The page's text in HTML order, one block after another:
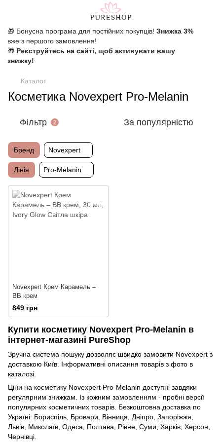
🎁 Бонусна програма для постійних покупців! Знижка 3%
вже з першого замовлення!
🎁 Реєструйтесь на сайті, щоб активувати вашу
знижку!
Каталог
Косметика Novexpert Pro-Melanin
Фільтр 2 За популярністю
Бренд Novexpert
Лінія Pro-Melanin
Novexpert Крем Карамель –
ВВ крем
849 грн
Купити косметику Novexpert Pro-Melanin в
інтернет-магазині PureShop
Зручна система пошуку дозволяє швидко замовити Novexpert з
доставкою Київ. Інформативні описання товарів з фото в
каталозі.
Ціни на косметику Novexpert Pro-Melanin доступні завдяки
регулярним знижкам. Із кожним замовленням - пробні версії
популярних косметичних товарів. Безкоштовна доставка по
Україні: Бориспіль, Бровари, Вінниця, Дніпро, Запоріжжя,
Львів, Миколаїв, Одеса, Полтава, Рівне, Суми, Харків, Херсон,
Чернівці.